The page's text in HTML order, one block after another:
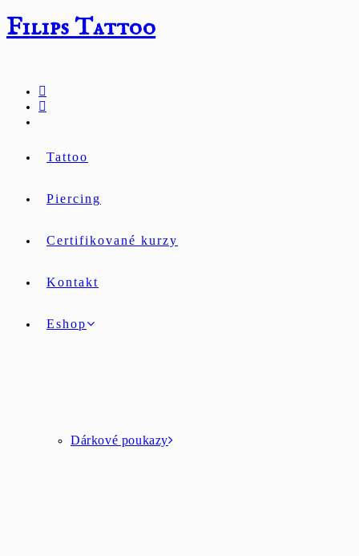
k
obsahu
Filips Tattoo
Tattoo
Piercing
Certifikované kurzy
Kontakt
Eshop
Dárkové poukazy